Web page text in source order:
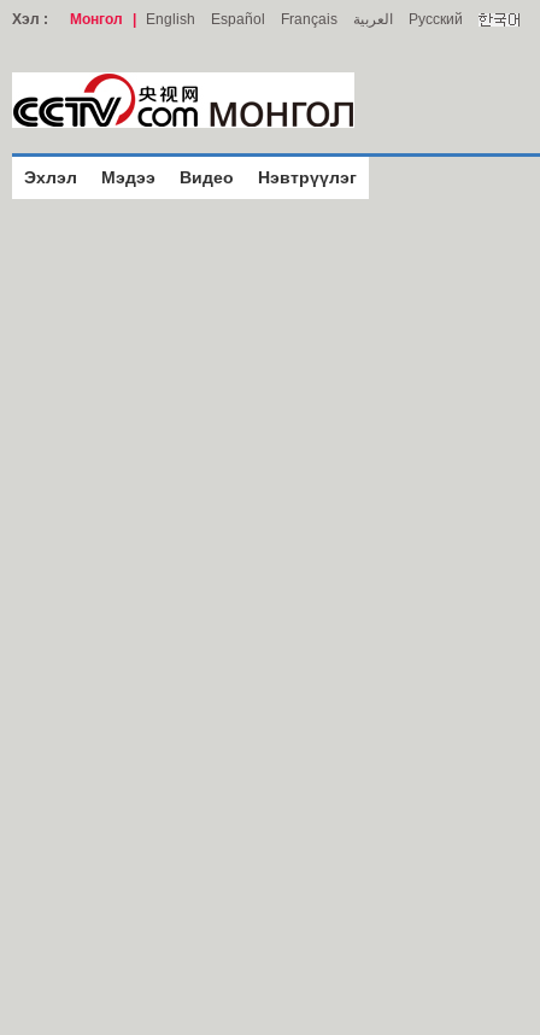
Хэл : Монгол English Español Français العربية Русский
Эхлэл Мэдээ Видео Нэвтрүүлэг